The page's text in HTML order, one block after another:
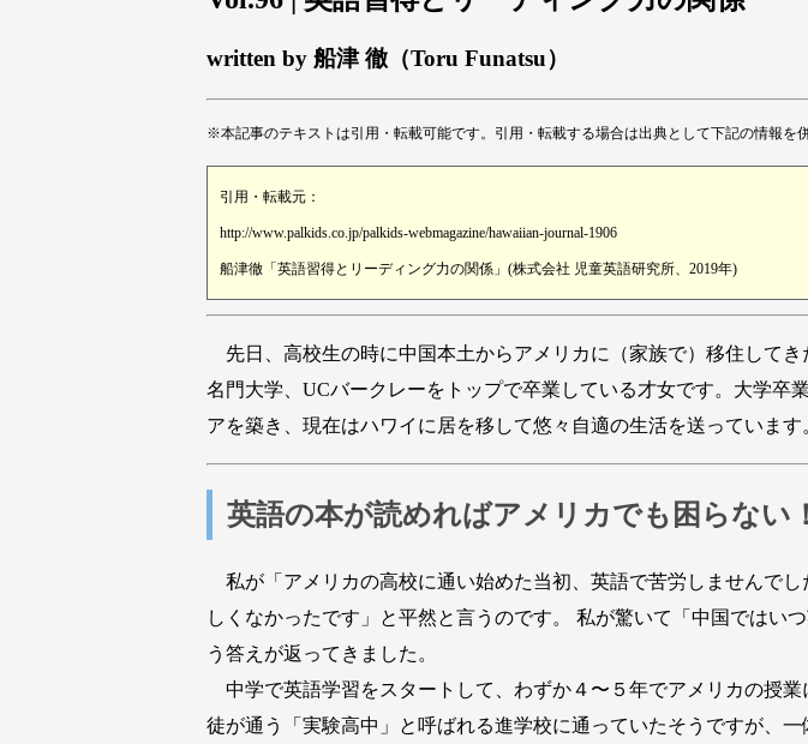
written by 船津 徹（Toru Funatsu）
※本記事のテキストは引用・転載可能です。引用・転載する場合は出典として下記の情報を
引用・転載元：
http://www.palkids.co.jp/palkids-webmagazine/hawaiian-journal-1906
船津徹「英語習得とリーディング力の関係」(株式会社 児童英語研究所、2019年)
先日、高校生の時に中国本土からアメリカに（家族で）移住して
名門大学、UCバークレーをトップで卒業している才女です。大学卒
アを築き、現在はハワイに居を移して悠々自適の生活を送っています
英語の本が読めればアメリカでも困らない！
私が「アメリカの高校に通い始めた当初、英語で苦労しませんで
しくなかったです」と平然と言うのです。 私が驚いて「中国ではい
う答えが返ってきました。
中学で英語学習をスタートして、わずか４〜５年でアメリカの授
徒が通う「実験高中」と呼ばれる進学校に通っていたそうですが、